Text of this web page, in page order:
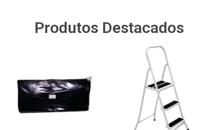
Produtos Destacados